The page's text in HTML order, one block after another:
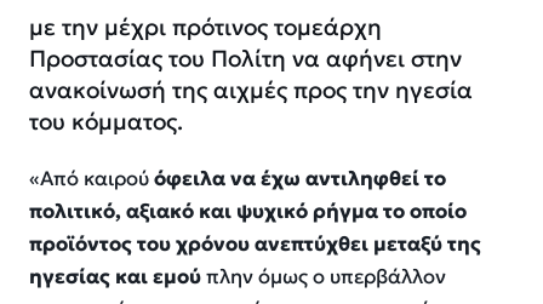
με την μέχρι πρότινος τομεάρχη
Προστασίας του Πολίτη να αφήνει στην
ανακοίνωσή της αιχμές προς την ηγεσία
του κόμματος.
«Από καιρούόφειλα να έχω αντιληφθεί το
πολιτικό, αξιακό και ψυχικό ρήγμα το οποίο
προϊόντος του χρόνου ανεπτύχθει μεταξύ της
ηγεσίας και εμούπλην όμως ο υπερβάλλον